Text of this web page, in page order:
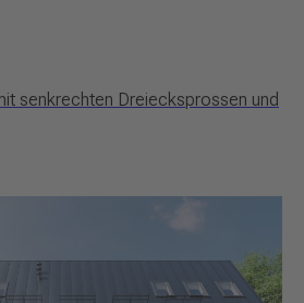
senkrechten Dreiecksprossen und